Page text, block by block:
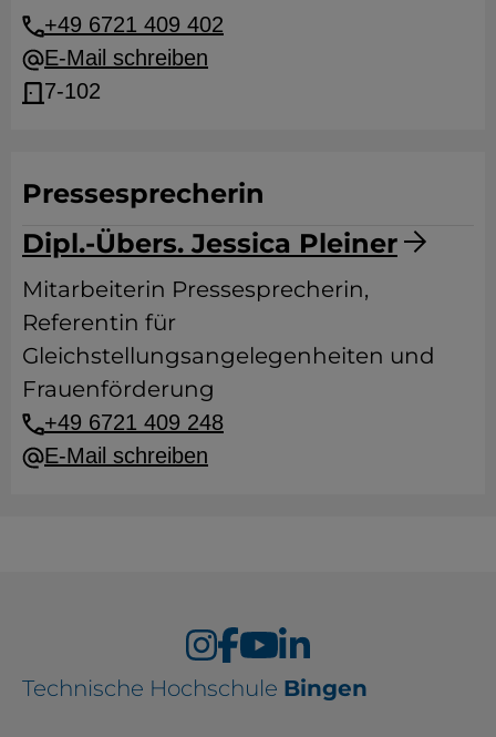
+49 6721 409 402
E-Mail schreiben
7-102
Dipl.-Übers. Jessica Pleiner
Pressesprecherin
Mitarbeiterin Pressesprecherin,
Referentin für
Gleichstellungsangelegenheiten und
Frauenförderung
+49 6721 409 248
E-Mail schreiben
Technische Hochschule Bingen